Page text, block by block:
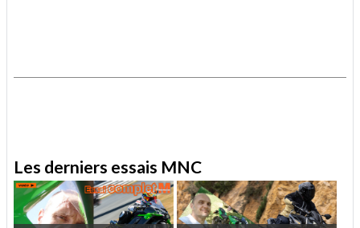
Les derniers essais MNC